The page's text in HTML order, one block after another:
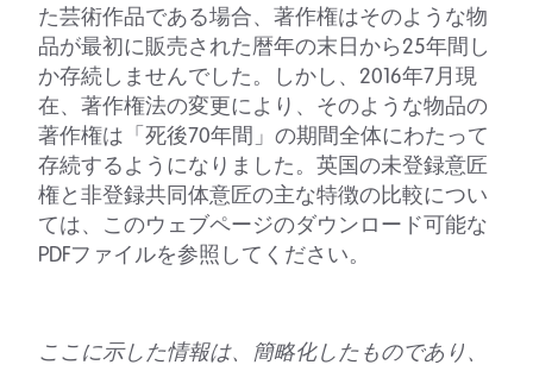
た芸術作品である場合、著作権はそのような物
品が最初に販売された暦年の末日から25年間し
か存続しませんでした。しかし、2016年7月現
在、著作権法の変更により、そのような物品の
著作権は「死後70年間」の期間全体にわたって
存続するようになりました。英国の未登録意匠
権と非登録共同体意匠の主な特徴の比較につい
ては、このウェブページのダウンロード可能な
PDFファイルを参照してください。
ここに示した情報は、簡略化したものであり、